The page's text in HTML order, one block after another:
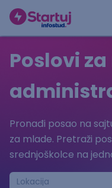
Poslovi
Pronađi posao na
za mlade. Pretraži
srednjoškolce na
Lokacija